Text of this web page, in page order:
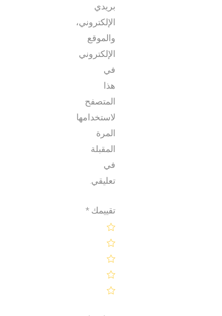
بريدي
الإلكتروني،
والموقع
الإلكتروني
في
هذا
المتصفح
لاستخدامها
المرة
المقبلة
في
تعليقي.
تقييمك *